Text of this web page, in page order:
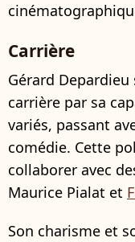
Carrière
Gérard
carrière par sa
variés, passant
comédie. Cette
collaborer avec
Maurice Pialat et
Son charisme et